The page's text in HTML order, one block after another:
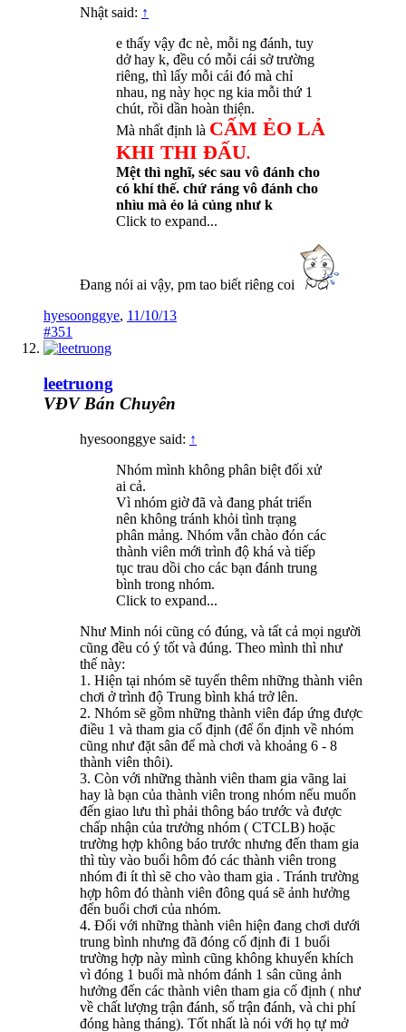
Nhật said: ↑
e thấy vậy đc nè, mỗi ng đánh, tuy
dở hay k, đều có mỗi cái sở trường
riêng, thì lấy mỗi cái đó mà chỉ
nhau, ng này học ng kia mỗi thứ 1
chút, rồi dần hoàn thiện.
Mà nhất định là CẤM ẺO LẢ
KHI THI ĐẤU.
Mệt thì nghĩ, séc sau vô đánh cho
có khí thế. chứ ráng vô đánh cho
nhìu mà ẻo lả củng như k
Click to expand...
Đang nói ai vậy, pm tao biết riêng coi
hyesoonggye, 11/10/13
#351
leetruong
VĐV Bán Chuyên
hyesoonggye said: ↑
Nhóm mình không phân biệt đối xử
ai cả.
Vì nhóm giờ đã và đang phát triển
nên không tránh khỏi tình trạng
phân mảng. Nhóm vẫn chào đón các
thành viên mới trình độ khá và tiếp
tục trau dồi cho các bạn đánh trung
bình trong nhóm.
Click to expand...
Như Minh nói cũng có đúng, và tất cả mọi người
cũng đều có ý tốt và đúng. Theo mình thì như
thế này:
1. Hiện tại nhóm sẽ tuyển thêm những thành viên
chơi ở trình độ Trung bình khá trở lên.
2. Nhóm sẽ gồm những thành viên đáp ứng được
điều 1 và tham gia cố định (để ổn định về nhóm
cũng như đặt sân để mà chơi và khoảng 6 - 8
thành viên thôi).
3. Còn với những thành viên tham gia vãng lai
hay là bạn của thành viên trong nhóm nếu muốn
đến giao lưu thì phải thông báo trước và được
chấp nhận của trưởng nhóm ( CTCLB) hoặc
trường hợp không báo trước nhưng đến tham gia
thì tùy vào buổi hôm đó các thành viên trong
nhóm đi ít thì sẽ cho vào tham gia . Tránh trường
hợp hôm đó thành viên đông quá sẽ ảnh hưởng
đến buổi chơi của nhóm.
4. Đối với những thành viên hiện đang chơi dưới
trung bình nhưng đã đóng cố định đi 1 buổi
trường hợp này mình cũng không khuyến khích
vì đóng 1 buổi mà nhóm đánh 1 sân cũng ảnh
hưởng đến các thành viên tham gia cố định ( như
về chất lượng trận đánh, số trận đánh, và chi phí
đóng hàng tháng). Tốt nhất là nói với họ tự mở